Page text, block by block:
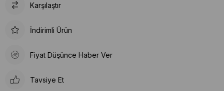
Karşılaştır
İndirimli Ürün
Fiyat Düşünce Haber Ver
Tavsiye Et